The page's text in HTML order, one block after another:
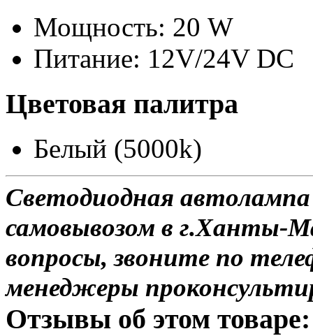
Мощность: 20 W
Питание: 12V/24V DC
Цветовая палитра
Белый (5000k)
Светодиодная
самовывозом в г.Ханты-
вопросы, звоните по
менеджеры
Отзывы об этом товаре: